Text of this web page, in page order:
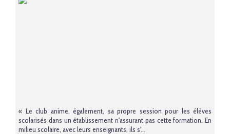
« Le club anime, également, sa propre session pour les élèves
scolarisés dans un établissement n'assurant pas cette formation. En
milieu scolaire, avec leurs enseignants, ils s'...